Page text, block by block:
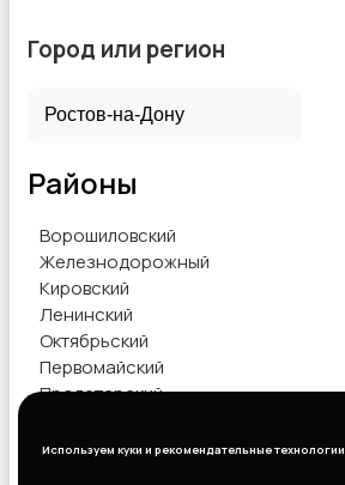
Используем куки и рекомендательные технологии
Город или регион
Районы
Ворошиловский
Железнодорожный
Кировский
Ленинский
Октябрьский
Первомайский
Пролетарский
Показать объявления